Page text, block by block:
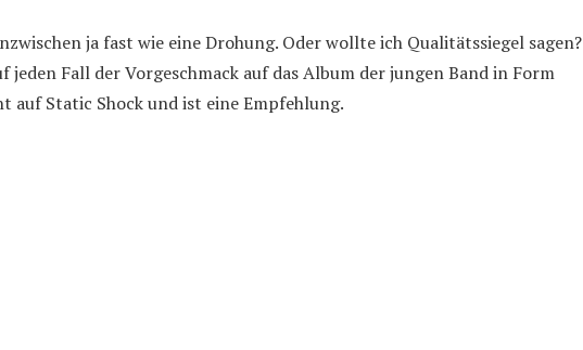
ja fast wie eine Drohung. Oder wollte ich Qualitätssiegel sagen?
jeden Fall der Vorgeschmack auf das Album der jungen Band in Form
auf Static Shock und ist eine Empfehlung.